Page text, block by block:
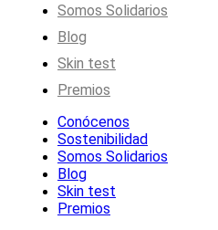
Somos Solidarios
Blog
Skin test
Premios
Conócenos
Sostenibilidad
Somos Solidarios
Blog
Skin test
Premios